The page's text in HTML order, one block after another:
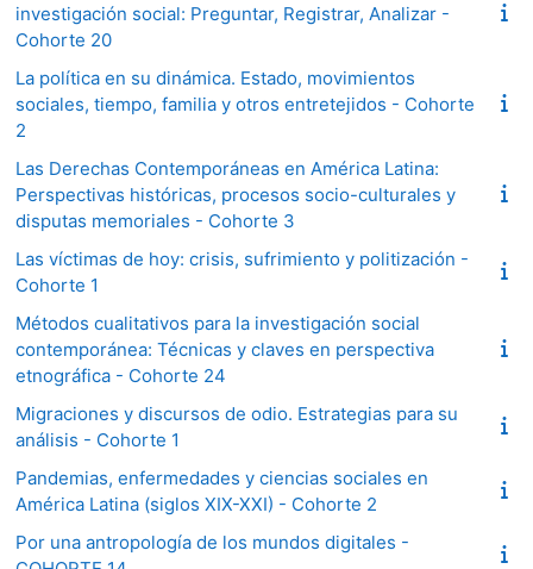
investigación social: Preguntar, Registrar, Analizar -
Cohorte 20
La política en su dinámica. Estado, movimientos
sociales, tiempo, familia y otros entretejidos - Cohorte
2
Las Derechas Contemporáneas en América Latina:
Perspectivas históricas, procesos socio-culturales y
disputas memoriales - Cohorte 3
Las víctimas de hoy: crisis, sufrimiento y politización -
Cohorte 1
Métodos cualitativos para la investigación social
contemporánea: Técnicas y claves en perspectiva
etnográfica - Cohorte 24
Migraciones y discursos de odio. Estrategias para su
análisis - Cohorte 1
Pandemias, enfermedades y ciencias sociales en
América Latina (siglos XIX-XXI) - Cohorte 2
Por una antropología de los mundos digitales -